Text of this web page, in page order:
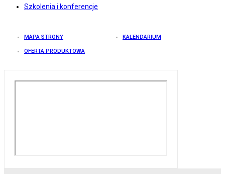
Szkolenia i konferencje
MAPA STRONY KALENDARIUM
OFERTA PRODUKTOWA